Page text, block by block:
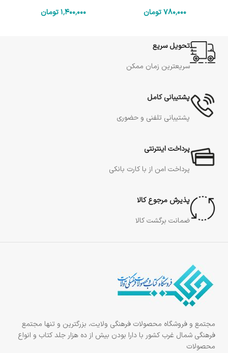
780٬000 تومان
1٬400٬000تومان
تحویل سریع
سریعترین زمان ممکن
پشتیبانی کامل
پشتیبانی تلفنی و حضوری
پرداخت اینترنتی
پرداخت امن از با کارت بانکی
پذیرش مرجوع کالا
ضمانت برگشت کالا
مجتمع و فروشگاه محصولات فرهنگی ولایت، بزرگترین و تنها مجتمع
فرهنگی شمال غرب کشور با دارا بودن بیش از ده هزار جلد کتاب و انواع
محصولات